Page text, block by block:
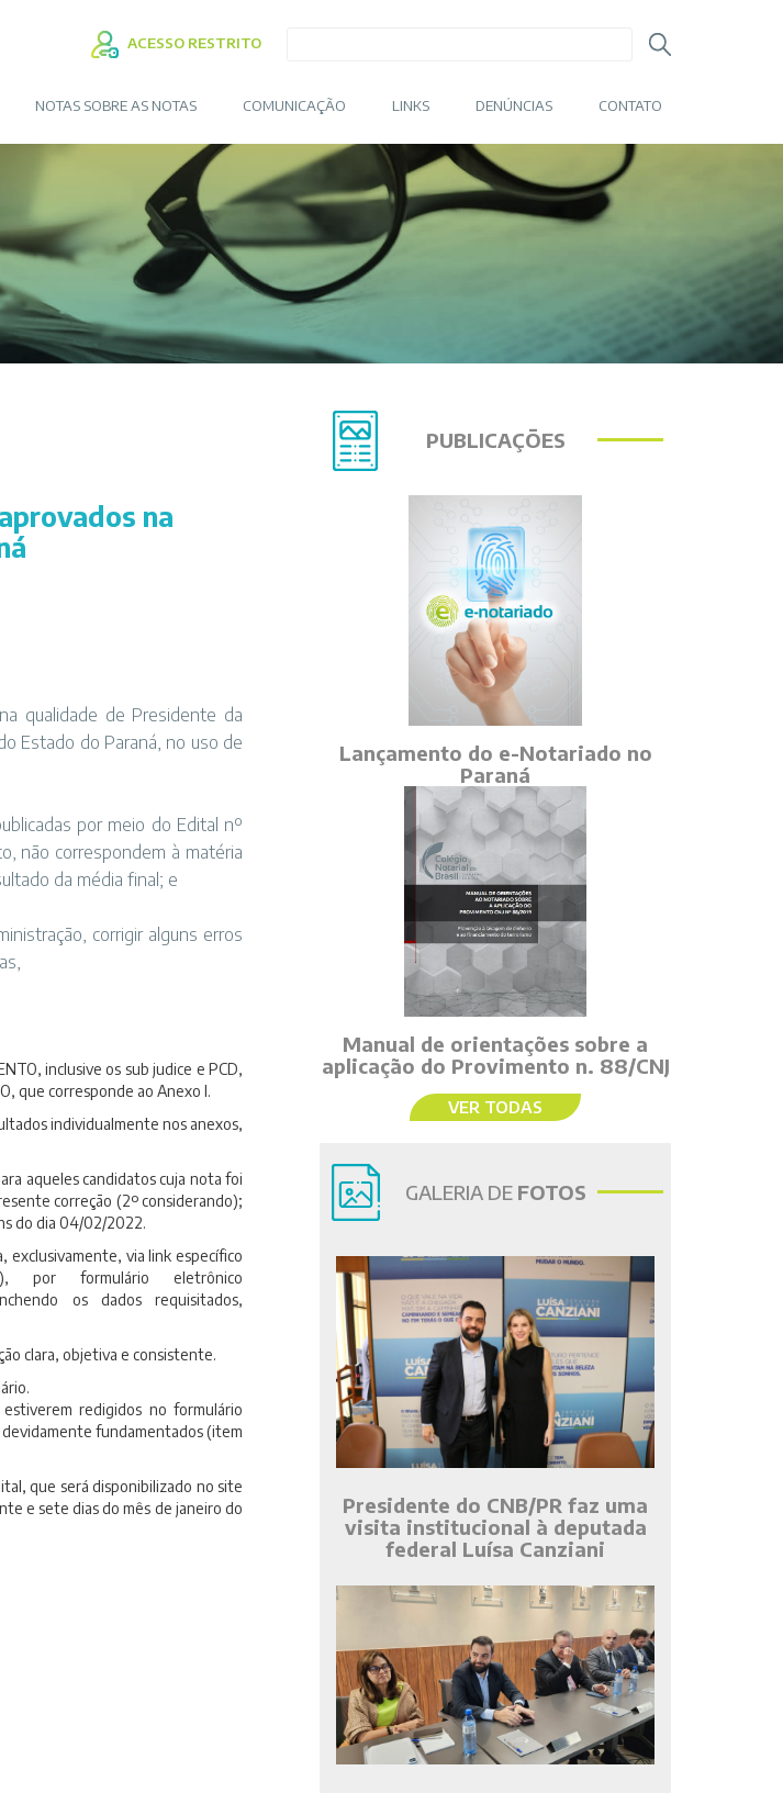
ACESSO RESTRITO
NOTAS SOBRE AS NOTAS COMUNICAÇÃO LINKS DENÚNCIAS CONTATO
na
qualidade de Presidente da
Estado do Paraná, no uso de
por meio do Edital nº
não correspondem à matéria
da média final; e
corrigir alguns erros
inclusive os sub judice e PCD,
que corresponde ao Anexo I.
individualmente nos anexos,
aqueles candidatos cuja nota foi
correção (2º considerando);
do dia 04/02/2022.
exclusivamente, via link específico
por formulário eletrônico
os dados requisitados,
clara, objetiva e consistente.
redigidos no formulário
fundamentados (item
que será disponibilizado no site
e sete dias do mês de janeiro do
PUBLICAÇÕES
Lançamento do e-Notariado no
Paraná
Manual de orientações sobre a
aplicação do Provimento n. 88/CNJ
VER TODAS
GALERIA DE FOTOS
Presidente do CNB/PR faz uma
visita institucional à deputada
federal Luísa Canziani